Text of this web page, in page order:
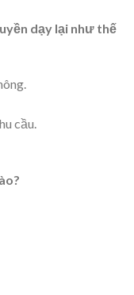
dạy lại như thế
cầu.